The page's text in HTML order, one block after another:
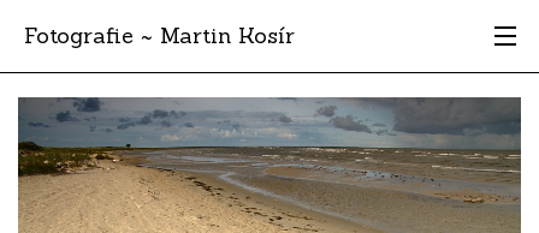
Fotografie ~ Martin Kosír
Moje obľúbené
Albumy
Miesta